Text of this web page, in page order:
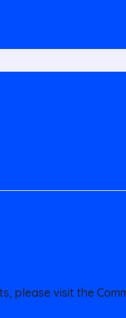
please visit the